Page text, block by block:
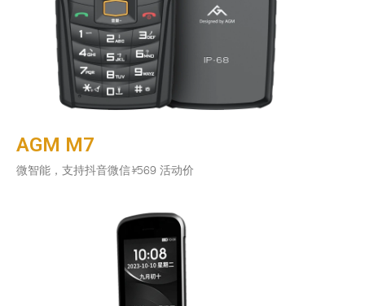
AGM M7
微智能，支持抖音微信¥569 活动价